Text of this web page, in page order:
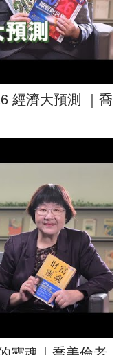
經濟大預測 ｜喬